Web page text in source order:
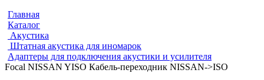
Главная
Каталог
Акустика
Штатная акустика для иномарок
Адаптеры для подключения акустики и усилителя
Focal NISSAN YISO Кабель-переходник NISSAN->ISO